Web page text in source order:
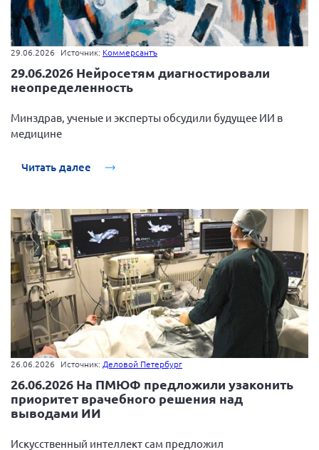
29.06.2026 Источник: Коммерсантъ
29.06.2026 Нейросетям диагностировали
неопределенность
Минздрав, ученые и эксперты обсудили будущее ИИ в
медицине
Читать далее
26.06.2026 Источник: Деловой Петербург
26.06.2026 На ПМЮФ предложили узаконить
приоритет врачебного решения над
выводами ИИ
Искусственный интеллект сам предложил